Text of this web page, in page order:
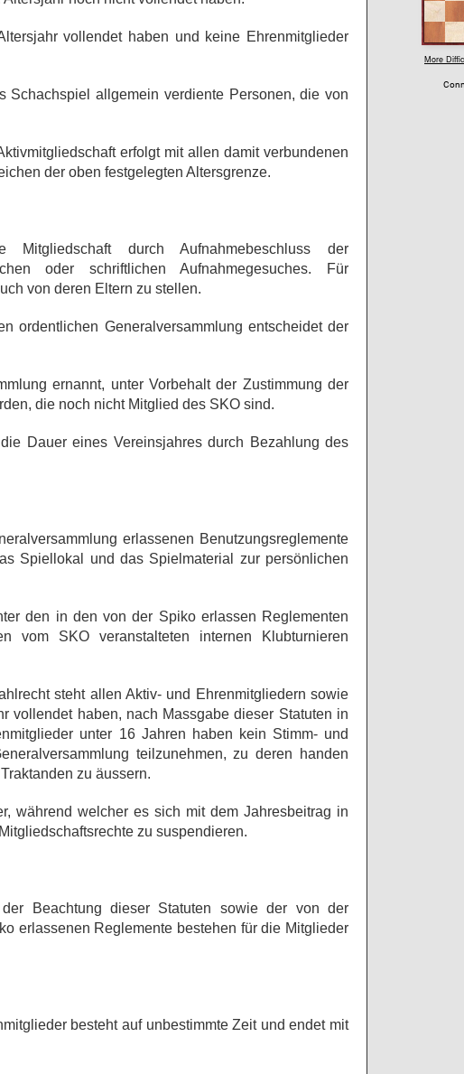
vollendet haben und keine Ehrenmitglieder
allgemein verdiente Personen, die von
erfolgt mit allen damit verbundenen
der oben festgelegten Altersgrenze.
durch Aufnahmebeschluss der
oder schriftlichen Aufnahmegesuches. Für
von deren Eltern zu stellen.
ordentlichen Generalversammlung entscheidet der
ernannt, unter Vorbehalt der Zustimmung der
die noch nicht Mitglied des SKO sind.
Dauer eines Vereinsjahres durch Bezahlung des
erlassenen Benutzungsreglemente
Spiellokal und das Spielmaterial zur persönlichen
den in den von der Spiko erlassen Reglementen
vom SKO veranstalteten internen Klubturnieren
steht allen Aktiv- und Ehrenmitgliedern sowie
vollendet haben, nach Massgabe dieser Statuten in
unter 16 Jahren haben kein Stimm- und
teilzunehmen, zu deren handen
zu äussern.
während welcher es sich mit dem Jahresbeitrag in
zu suspendieren.
Beachtung dieser Statuten sowie der von der
erlassenen Reglemente bestehen für die Mitglieder
besteht auf unbestimmte Zeit und endet mit